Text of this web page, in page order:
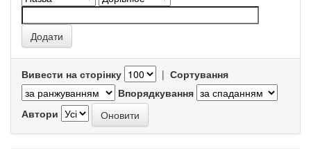
Вивести на сторінку | Сортування
Впорядкування
Автори